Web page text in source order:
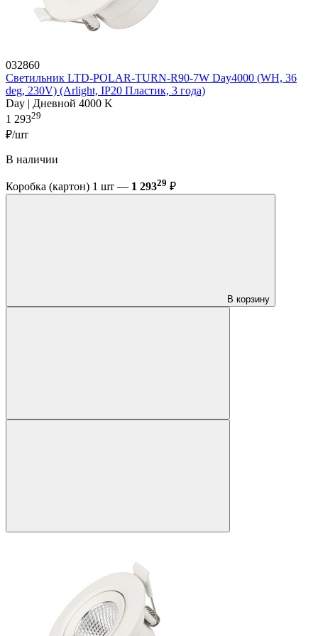
032860
Светильник LTD-POLAR-TURN-R90-7W Day4000 (WH, 36
deg, 230V) (Arlight, IP20 Пластик, 3 года)
Day | Дневной 4000 K
1 29329
₽/шт
В наличии
Коробка (картон) 1 шт — 1 29329 ₽
В корзину